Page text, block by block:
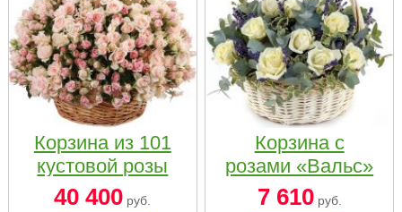
Корзина из 101
кустовой розы
нежных тонов
40 400 руб.
Корзина с
розами «Вальс»
7 610руб.